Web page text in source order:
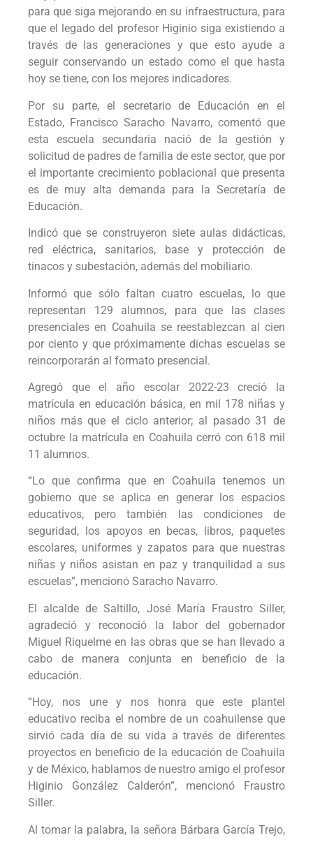
para que siga mejorando en su infraestructura, para
que el legado del profesor Higinio siga existiendo a
través de las generaciones y que esto ayude a
seguir conservando un estado como el que hasta
hoy se tiene, con los mejores indicadores.
Por su parte, el secretario de Educación en el
Estado, Francisco Saracho Navarro, comentó que
esta escuela secundaria nació de la gestión y
solicitud de padres de familia de este sector, que por
el importante crecimiento poblacional que presenta
es de muy alta demanda para la Secretaría de
Educación.
Indicó que se construyeron siete aulas didácticas,
red eléctrica, sanitarios, base y protección de
tinacos y subestación, además del mobiliario.
Informó que sólo faltan cuatro escuelas, lo que
representan 129 alumnos, para que las clases
presenciales en Coahuila se reestablezcan al cien
por ciento y que próximamente dichas escuelas se
reincorporarán al formato presencial.
Agregó que el año escolar 2022-23 creció la
matrícula en educación básica, en mil 178 niñas y
niños más que el ciclo anterior; al pasado 31 de
octubre la matrícula en Coahuila cerró con 618 mil
11 alumnos.
“Lo que confirma que en Coahuila tenemos un
gobierno que se aplica en generar los espacios
educativos, pero también las condiciones de
seguridad, los apoyos en becas, libros, paquetes
escolares, uniformes y zapatos para que nuestras
niñas y niños asistan en paz y tranquilidad a sus
escuelas”, mencionó Saracho Navarro.
El alcalde de Saltillo, José María Fraustro Siller,
agradeció y reconoció la labor del gobernador
Miguel Riquelme en las obras que se han llevado a
cabo de manera conjunta en beneficio de la
educación.
“Hoy, nos une y nos honra que este plantel
educativo reciba el nombre de un coahuilense que
sirvió cada día de su vida a través de diferentes
proyectos en beneficio de la educación de Coahuila
y de México, hablamos de nuestro amigo el profesor
Higinio González Calderón”, mencionó Fraustro
Siller.
Al tomar la palabra, la señora Bárbara García Trejo,